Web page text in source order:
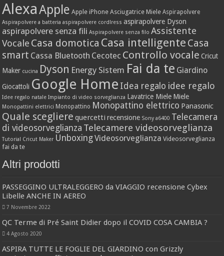
AlexaApple Apple iPhone Asciugatrice Miele Aspirapolvere
Aspirapolvere a batteria aspirapolvere cordlress aspirapolvere Dyson
aspirapolvere senza fili Aspirapolvere senza filo Assistente
Vocale Casa domotica Casa intelligente Casa
smart Cassa Bluetooth Cecotec Controllo vocale Cricut
Maker cucina Dyson Energy Sistem Fai da te Giardino
Giocattoli Google Home Idea regalo idee regalo
Idee regalo natale Impianto di video sorveglianza Lavatrice Miele Miele
Monopattini elettrici Monopattino Monopattino elettrico Panasonic
Quale scegliere quercetti recensione Sony a6400 Telecamera
di videosorveglianza Telecamere videosorveglianza
Tutorial Cricut Maker UnboxingVideosorveglianza Videosorveglianza
fai da te
Altri prodotti
PASSEGGINO ULTRALEGGERO da VIAGGIO recensione Cybex
Libelle ANCHE IN AEREO
7 Novembre 2022
QC Terme di Pré Saint Didier dopo il COVID COSA CAMBIA ?
4 Agosto 2020
ASPIRA TUTTE LE FOGLIE DEL GIARDINO con Grizzly